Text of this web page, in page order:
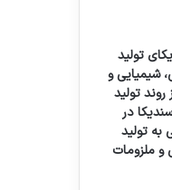
تولید
شیمیایی و
تولید
در
تولید
و ملزومات